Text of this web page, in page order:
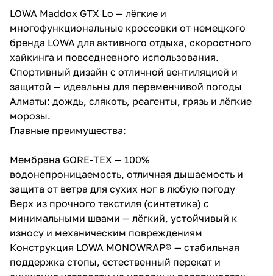
LOWA Maddox GTX Lo — лёгкие и
многофункциональные кроссовки от немецкого
бренда LOWA для активного отдыха, скоростного
хайкинга и повседневного использования.
Спортивный дизайн с отличной вентиляцией и
защитой — идеальны для переменчивой погоды
Алматы: дождь, слякоть, реагенты, грязь и лёгкие
морозы.
Главные преимущества:
Мембрана GORE-TEX — 100%
водонепроницаемость, отличная дышаемость и
защита от ветра для сухих ног в любую погоду
Верх из прочного текстиля (синтетика) с
минимальными швами — лёгкий, устойчивый к
износу и механическим повреждениям
Конструкция LOWA MONOWRAP® — стабильная
поддержка стопы, естественный перекат и